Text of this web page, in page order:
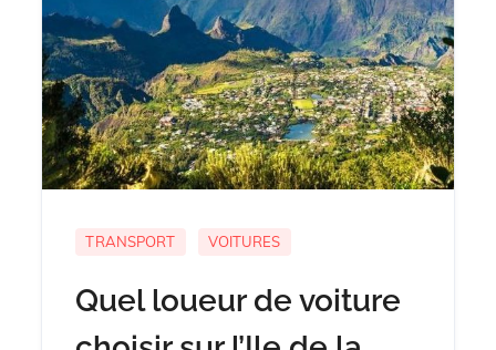
TRANSPORT VOITURES
Quel loueur de voiture